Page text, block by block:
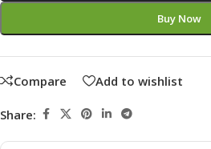
Buy Now
Compare Add to wishlist
Share: